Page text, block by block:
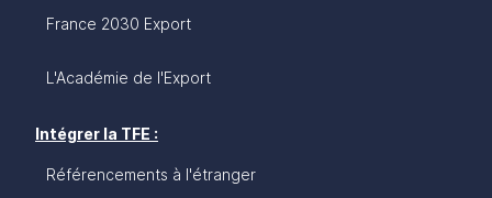
France 2030 Export
L'Académie de l'Export
Intégrer la TFE :
Référencements à l'étranger